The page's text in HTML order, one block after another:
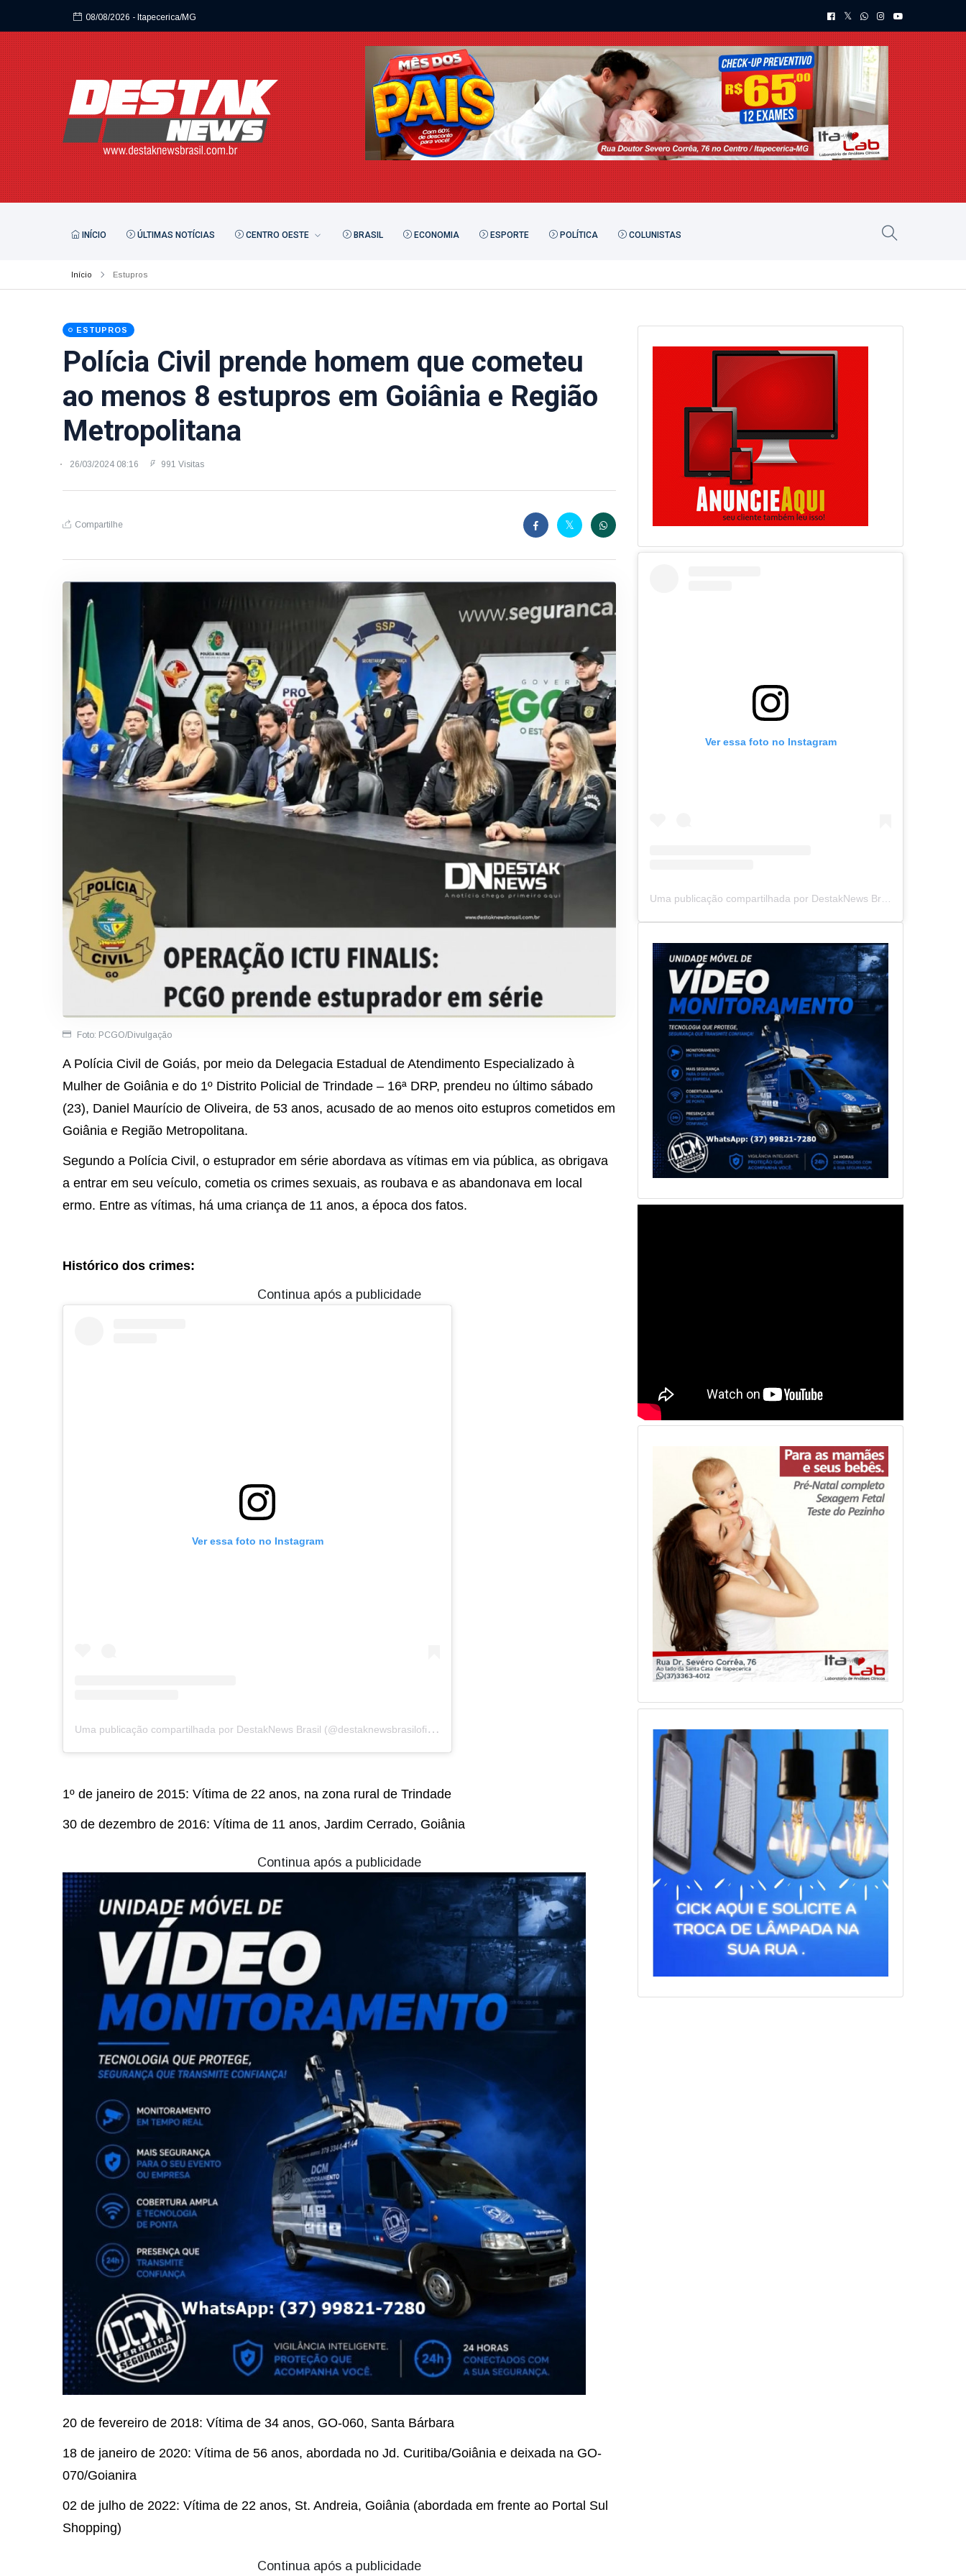
08/08/2026 - Itapecerica/MG
INÍCIO ÚLTIMAS NOTÍCIAS CENTRO OESTE BRASIL ECONOMIA ESPORTE POLÍTICA COLUNISTAS
Início Estupros
ESTUPROS
Polícia Civil prende homem que cometeu
ao menos 8 estupros em Goiânia e Região
Metropolitana
26/03/2024 08:16 991 Visitas
Compartilhe
Foto: PCGO/Divulgação
A Polícia Civil de Goiás, por meio da Delegacia Estadual de Atendimento Especializado à
Mulher de Goiânia e do 1º Distrito Policial de Trindade – 16ª DRP, prendeu no último sábado
(23), Daniel Maurício de Oliveira, de 53 anos, acusado de ao menos oito estupros cometidos em
Goiânia e Região Metropolitana.
Segundo a Polícia Civil, o estuprador em série abordava as vítimas em via pública, as obrigava
a entrar em seu veículo, cometia os crimes sexuais, as roubava e as abandonava em local
ermo. Entre as vítimas, há uma criança de 11 anos, a época dos fatos.
Histórico dos crimes:
Continua após a publicidade
Ver essa foto no Instagram
U
ma publicação compartilhada por DestakNews Brasil (@destaknewsbrasiloficial)
1º de janeiro de 2015: Vítima de 22 anos, na zona rural de Trindade
30 de dezembro de 2016: Vítima de 11 anos, Jardim Cerrado, Goiânia
Continua após a publicidade
20 de fevereiro de 2018: Vítima de 34 anos, GO-060, Santa Bárbara
18 de janeiro de 2020: Vítima de 56 anos, abordada no Jd. Curitiba/Goiânia e deixada na GO-
070/Goianira
02 de julho de 2022: Vítima de 22 anos, St. Andreia, Goiânia (abordada em frente ao Portal Sul
Shopping)
Continua após a publicidade
Ver essa foto no Instagram